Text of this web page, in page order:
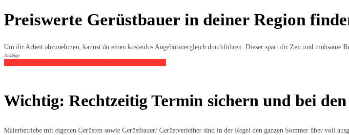
Preiswerte Gerüstbauer in deiner Region
Um dir Arbeit abzunehmen, kannst du einen kostenlos Angebotsvergleich durchführen. Dieser spart dir Zeit und
Anzeige
Wichtig: Rechtzeitig Termin sichern und bei
Malerbetriebe mit eigenen Gerüsten sowie Gerüstbauer/ Gerüstverleiher sind in der Regel den ganzen Sommer über voll